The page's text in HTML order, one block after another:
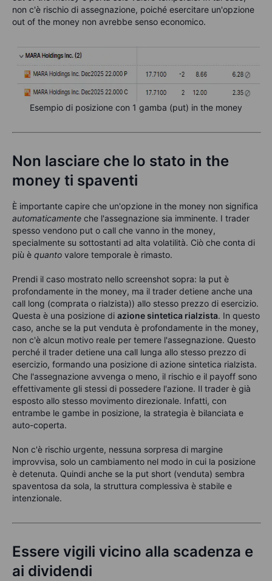
non c'è rischio di assegnazione, poiché esercitare un'opzione
out of the money non avrebbe senso economico.
Esempio di posizione con 1 gamba (put) in the money
Non lasciare che lo stato in the
money ti spaventi
È importante capire che un'opzione in the money non significa
automaticamente che l'assegnazione sia imminente. I trader
spesso vendono put o call che vanno in the money,
specialmente su sottostanti ad alta volatilità. Ciò che conta di
più è quanto valore temporale è rimasto.
Prendi il caso mostrato nello screenshot sopra: la put è
profondamente in the money, ma il trader detiene anche una
call long (comprata o rialzista)) allo stesso prezzo di esercizio.
Questa è una posizione di azione sintetica rialzista. In questo
caso, anche se la put venduta è profondamente in the money,
non c'è alcun motivo reale per temere l'assegnazione. Questo
perché il trader detiene una call lunga allo stesso prezzo di
esercizio, formando una posizione di azione sintetica rialzista.
Che l'assegnazione avvenga o meno, il rischio e il payoff sono
effettivamente gli stessi di possedere l'azione. Il trader è già
esposto allo stesso movimento direzionale. Infatti, con
entrambe le gambe in posizione, la strategia è bilanciata e
auto-coperta.
Non c'è rischio urgente, nessuna sorpresa di margine
improvvisa, solo un cambiamento nel modo in cui la posizione
è detenuta. Quindi anche se la put short (venduta) sembra
spaventosa da sola, la struttura complessiva è stabile e
intenzionale.
Essere vigili vicino alla scadenza e
ai dividendi